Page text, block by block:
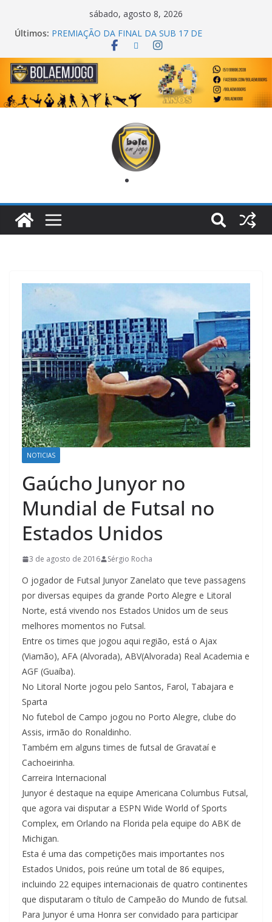
sábado, agosto 8, 2026
Últimos: COPA DO MUNDO PRIMEIRO TOQUE
PREMIAÇÃO DA FINAL DA SUB 17 DE
CACHOEIRINHA
AGEC CAMPEÃ DA 1ª COPA DA AMIZADE
CROSS FUT SM CAMPEÃ DO TORNEIO TURBO
AUTO CENTER
ONZE UNIDOS É BICAMPEÃO DA SUPER LIGA
NOTICIAS
Gaúcho Junyor no
Mundial de Futsal no
Estados Unidos
3 de agosto de 2016 Sérgio Rocha
O jogador de Futsal Junyor Zanelato que teve passagens
por diversas equipes da grande Porto Alegre e Litoral
Norte, está vivendo nos Estados Unidos um de seus
melhores momentos no Futsal.
Entre os times que jogou aqui região, está o Ajax
(Viamão), AFA (Alvorada), ABV(Alvorada) Real Academia e
AGF (Guaíba).
No Litoral Norte jogou pelo Santos, Farol, Tabajara e
Sparta
No futebol de Campo jogou no Porto Alegre, clube do
Assis, irmão do Ronaldinho.
Também em alguns times de futsal de Gravataí e
Cachoeirinha.
Carreira Internacional
Junyor é destaque na equipe Americana Columbus Futsal,
que agora vai disputar a ESPN Wide World of Sports
Complex, em Orlando na Florida pela equipe do ABK de
Michigan.
Esta é uma das competições mais importantes nos
Estados Unidos, pois reúne um total de 86 equipes,
incluindo 22 equipes internacionais de quatro continentes
que disputaram o título de Campeão do Mundo de futsal.
Para Junyor é uma Honra ser convidado para participar